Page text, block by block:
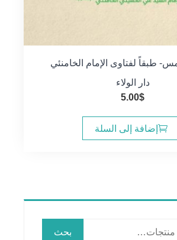
طبقاً لفتاوى الإمام الخامنئي
دار الولاء
5.00$
إضافة إلى السلة
بحث